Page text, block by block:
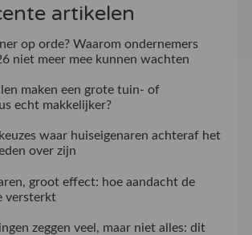
artikelen
op orde? Waarom ondernemers
niet meer mee kunnen wachten
maken een grote tuin- of
echt makkelijker?
waar huiseigenaren achteraf het
over zijn
groot effect: hoe aandacht de
versterkt
zeggen veel, maar niet alles: dit